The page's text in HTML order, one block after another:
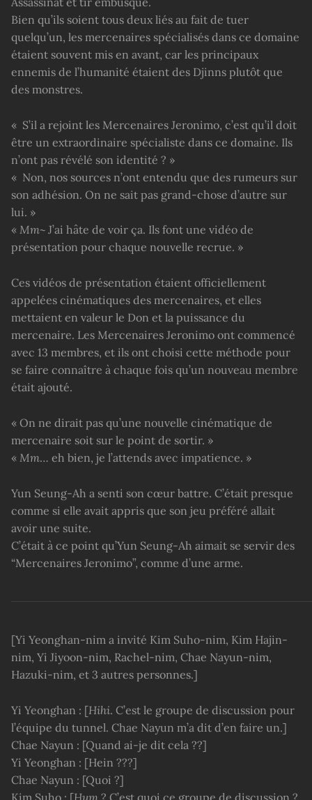
Bien qu’ils soient tous deux liés au fait de tuer
quelqu’un, les mercenaires spécialisés dans ce domaine
étaient souvent mis en avant, car les principaux
ennemis de l’humanité étaient des Djinns plutôt que
des monstres.
« S’il a rejoint les Mercenaires Jeronimo, c’est qu’il doit
être un extraordinaire spécialiste dans ce domaine. Ils
n’ont pas révélé son identité ? »
« Non, nos sources n’ont entendu que des rumeurs sur
son adhésion. On ne sait pas grand-chose d’autre sur
lui. »
« Mm~ J’ai hâte de voir ça. Ils font une vidéo de
présentation pour chaque nouvelle recrue. »
Ces vidéos de présentation étaient officiellement
appelées cinématiques des mercenaires, et elles
mettaient en valeur le Don et la puissance du
mercenaire. Les Mercenaires Jeronimo ont commencé
avec 13 membres, et ils ont choisi cette méthode pour
se faire connaître à chaque fois qu’un nouveau membre
était ajouté.
« On ne dirait pas qu’une nouvelle cinématique de
mercenaire soit sur le point de sortir. »
« Mm… eh bien, je l’attends avec impatience. »
Yun Seung-Ah a senti son cœur battre. C’était presque
comme si elle avait appris que son jeu préféré allait
avoir une suite.
C’était à ce point qu’Yun Seung-Ah aimait se servir des
“Mercenaires Jeronimo”, comme d’une arme.
[Yi Yeonghan-nim a invité Kim Suho-nim, Kim Hajin-
nim, Yi Jiyoon-nim, Rachel-nim, Chae Nayun-nim,
Hazuki-nim, et 3 autres personnes.]
Yi Yeonghan : [Hihi. C’est le groupe de discussion pour
l’équipe du tunnel. Chae Nayun m’a dit d’en faire un.]
Chae Nayun : [Quand ai-je dit cela ??]
Yi Yeonghan : [Hein ???]
Chae Nayun : [Quoi ?]